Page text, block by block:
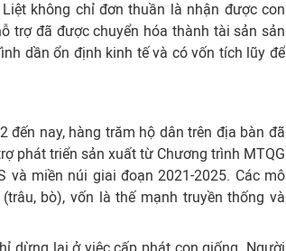
không chỉ đơn thuần là nhận được con
trợ đã được chuyển hóa thành tài sản sản
dần ổn định kinh tế và có vốn tích lũy để
đến nay, hàng trăm hộ dân trên địa bàn đã
phát triển sản xuất từ Chương trình MTQG
và miền núi giai đoạn 2021-2025. Các mô
bò), vốn là thế mạnh truyền thống và